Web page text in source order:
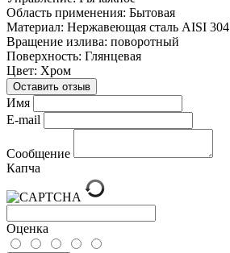
Область применения: Бытовая
Материал: Нержавеющая сталь AISI 304
Вращение излива: поворотный
Поверхность: Глянцевая
Цвет: Хром
Оставить отзыв
Имя
E-mail
Сообщение
Капча
Оценка